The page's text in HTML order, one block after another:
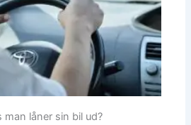
låner sin bil ud?